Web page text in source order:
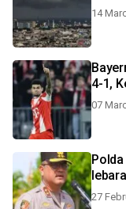
14
4-1,
07
27